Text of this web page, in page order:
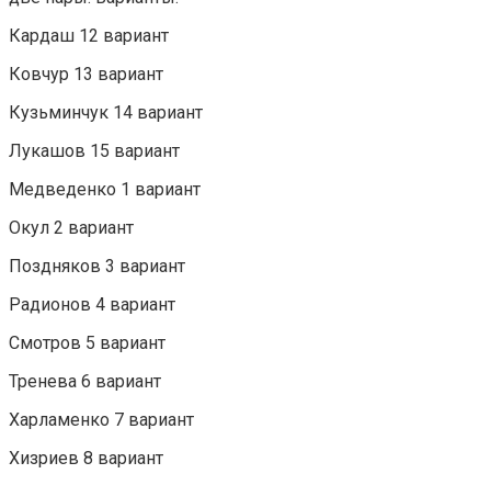
Кардаш 12 вариант
Ковчур 13 вариант
Кузьминчук 14 вариант
Лукашов 15 вариант
Медведенко 1 вариант
Окул 2 вариант
Поздняков 3 вариант
Радионов 4 вариант
Смотров 5 вариант
Тренева 6 вариант
Харламенко 7 вариант
Хизриев 8 вариант